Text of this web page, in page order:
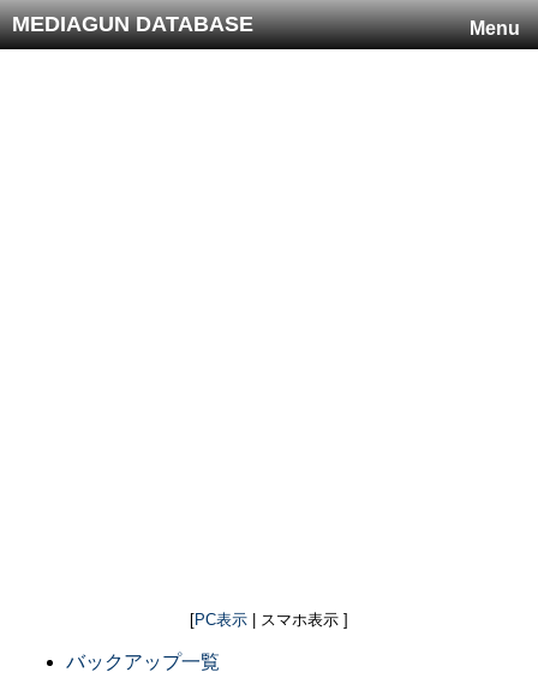
Menu
MEDIAGUN DATABASE
[PC表示 | スマホ表示 ]
バックアップ一覧